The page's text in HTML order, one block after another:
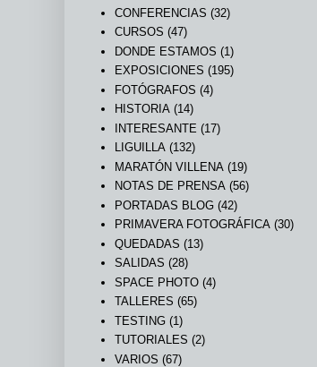
CONFERENCIAS (32)
CURSOS (47)
DONDE ESTAMOS (1)
EXPOSICIONES (195)
FOTÓGRAFOS (4)
HISTORIA (14)
INTERESANTE (17)
LIGUILLA (132)
MARATÓN VILLENA (19)
NOTAS DE PRENSA (56)
PORTADAS BLOG (42)
PRIMAVERA FOTOGRÁFICA (30)
QUEDADAS (13)
SALIDAS (28)
SPACE PHOTO (4)
TALLERES (65)
TESTING (1)
TUTORIALES (2)
VARIOS (67)